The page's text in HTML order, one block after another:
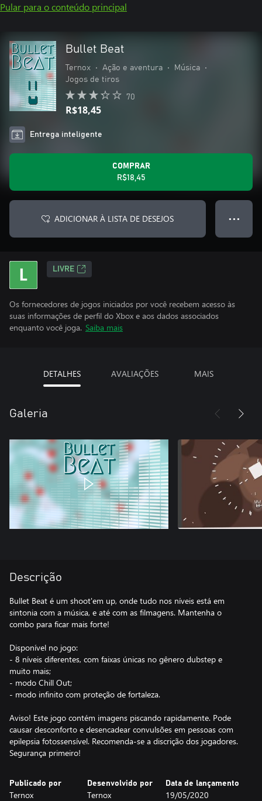
Pular para o conteúdo principal
Bullet Beat
Ternox • Ação e aventura • Música
•
Jogos de tiros
70
R$18,45
Entrega inteligente
COMPRAR
R$18,45
ADICIONAR À LISTA DE DESEJOS ● ● ●
LIVRE
Os fornecedores de jogos iniciados por você recebem acesso às
suas informações de perfil do Xbox e aos dados associados
enquanto você joga. Saiba mais
DETALHES AVALIAÇÕES MAIS
Galeria
Descrição
Bullet Beat é um shoot'em up, onde tudo nos níveis está em
sintonia com a música, e até com as filmagens. Mantenha o
combo para ficar mais forte!
Disponível no jogo:
- 8 níveis diferentes, com faixas únicas no gênero dubstep e
muito mais;
- modo Chill Out;
- modo infinito com proteção de fortaleza.
Aviso! Este jogo contém imagens piscando rapidamente. Pode
causar desconforto e desencadear convulsões em pessoas com
epilepsia fotossensível. Recomenda-se a discrição dos jogadores.
Segurança primeiro!
Publicado por
Ternox
Desenvolvido por
Ternox
Data de lançamento
19/05/2020